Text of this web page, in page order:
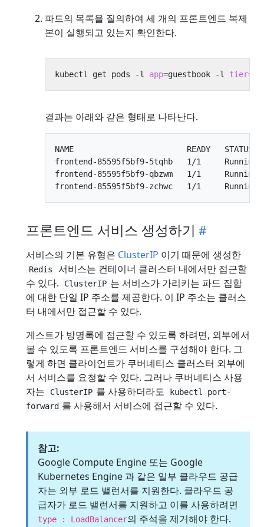
파드의 목록을 질의하여 세 개의 프론트엔드 복제
본이 실행되고 있는지 확인한다.
kubectl get pods -l app=guestbook -l tier=
결과는 아래와 같은 형태로 나타난다.
NAME                        READY   STATUS
frontend-85595f5bf9-5tqhb   1/1
frontend-85595f5bf9-qbzwm   1/1
프론트엔드 서비스 생성하기
서비스의 기본 유형은 ClusterIP 이기 때문에 생성한
Redis
서비스는 컨테이너 클러스터 내에서만 접근할
수 있다.
ClusterIP 는 서비스가 가리키는 파드 집합
에 대한 단일 IP 주소를 제공한다. 이 IP 주소는 클러스
터 내에서만 접근할 수 있다.
게스트가 방명록에 접근할 수 있도록 하려면, 외부에서
볼 수 있도록 프론트엔드 서비스를 구성해야 한다. 그
렇게 하면 클라이언트가 쿠버네티스 클러스터 외부에
서 서비스를 요청할 수 있다. 그러나 쿠버네티스 사용
자는
ClusterIP 를 사용하더라도
kubectl port-
forward 를 사용해서 서비스에 접근할 수 있다.
참고:
Google Compute Engine 또는 Google
Kubernetes Engine 과 같은 일부 클라우드 공급
자는 외부 로드 밸런서를 지원한다. 클라우드 공
급자가 로드 밸런서를 지원하고 이를 사용하려면
type : LoadBalancer의 주석을 제거해야 한다.